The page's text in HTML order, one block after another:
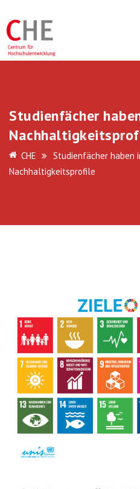
Studienfächer
CHE
Studienfächer haben
Nachhaltigkeitsprofile